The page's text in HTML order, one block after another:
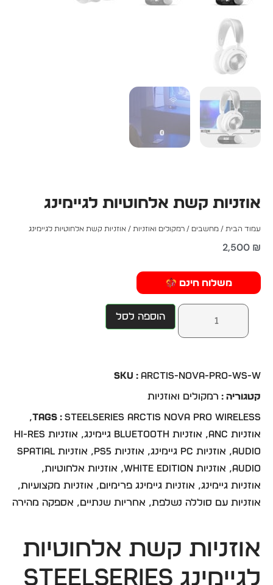
אוזניות קשת אלחוטיות לגיימינג
עמוד הבית / מחשבים / רמקולים ואוזניות / אוזניות קשת אלחוטיות לגיימינג
2,500 ₪
משלוח חינם
הוספה לסל
SKU : ARCTIS-NOVA-PRO-WS-W
קטגוריה : רמקולים ואוזניות
Tags : SteelSeries Arctis Nova Pro Wireless
,
אוזניות ANC
, אוזניות Bluetooth גיימינג ,
אוזניות Hi-Res
Audio
, אוזניות PC גיימינג , אוזניות PS5 ,
אוזניות Spatial
Audio
, אוזניות White Edition , אוזניות אלחוטיות,
אוזניות גיימינג, אוזניות גיימינג פרימיום, אוזניות מקצועיות,
אוזניות עם סוללה נשלפת, אחריות שנתיים, אספקה מהירה
אוזניות קשת אלחוטיות
לגיימינג SteelSeries